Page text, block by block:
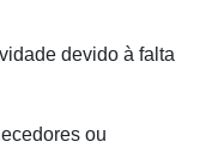
devido à falta
ou